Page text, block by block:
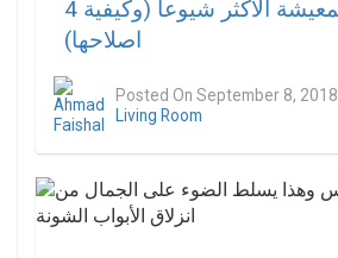
4 أخطاء غرفة المعيشة الأكثر شيوعا (وكيفية
اصلاحها)
Posted On September 8, 2018
Living Room